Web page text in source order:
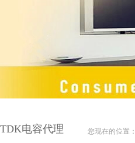
TDK电容代理 您现在的位置：